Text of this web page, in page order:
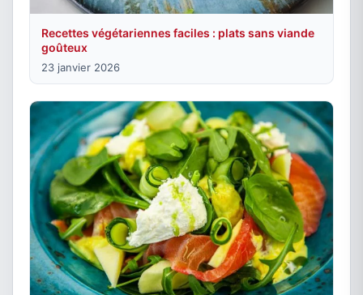
Recettes végétariennes faciles : plats sans viande
goûteux
23 janvier 2026